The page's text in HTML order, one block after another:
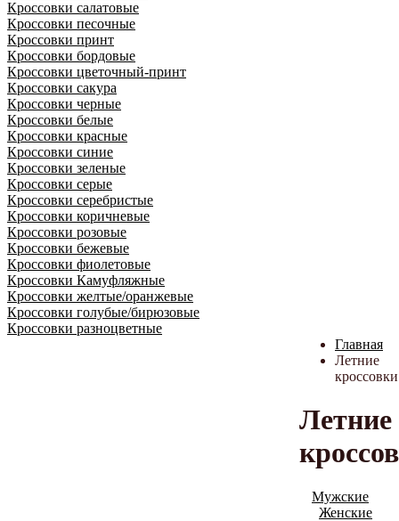
Кроссовки салатовые
Кроссовки песочные
Кроссовки принт
Кроссовки бордовые
Кроссовки цветочный-принт
Кроссовки сакура
Кроссовки черные
Кроссовки белые
Кроссовки красные
Кроссовки синие
Кроссовки зеленые
Кроссовки серые
Кроссовки серебристые
Кроссовки коричневые
Кроссовки розовые
Кроссовки бежевые
Кроссовки фиолетовые
Кроссовки Камуфляжные
Кроссовки желтые/оранжевые
Кроссовки голубые/бирюзовые
Кроссовки разноцветные
Главная
Летние
кроссовки
Летние
Мужские
Женские